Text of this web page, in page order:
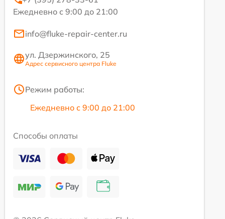
Ежедневно с 9:00 до 21:00
info@fluke-repair-center.ru
ул. Дзержинского, 25
Адрес сервисного центра Fluke
Режим работы:
Ежедневно с 9:00 до 21:00
Способы оплаты